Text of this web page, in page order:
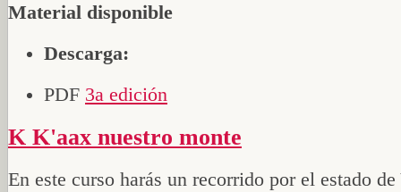
Material disponible
Descarga:
PDF 3a edición
K K'aax nuestro monte
En este curso harás un recorrido por el estado